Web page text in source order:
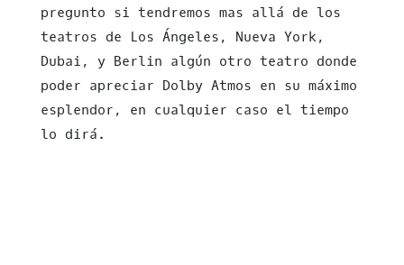
pregunto si tendremos mas allá de los
teatros de Los Ángeles, Nueva York,
Dubai, y Berlin algún otro teatro donde
poder apreciar Dolby Atmos en su máximo
esplendor, en cualquier caso el tiempo
lo dirá.